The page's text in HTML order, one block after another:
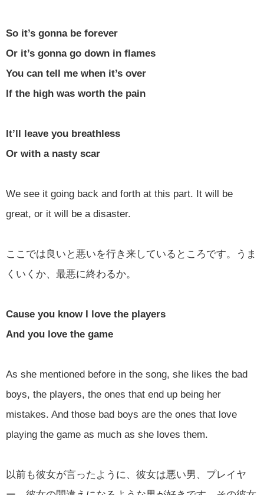
So it’s gonna be forever
Or it’s gonna go down in flames
You can tell me when it’s over
If the high was worth the pain
It’ll leave you breathless
Or with a nasty scar
We see it going back and forth at this part. It will be
great, or it will be a disaster.
ここでは良いと悪いを行き来しているところです。うま
くいくか、最悪に終わるか。
Cause you know I love the players
And you love the game
As she mentioned before in the song, she likes the bad
boys, the players, the ones that end up being her
mistakes. And those bad boys are the ones that love
playing the game as much as she loves them.
以前も彼女が言ったように、彼女は悪い男、プレイヤ